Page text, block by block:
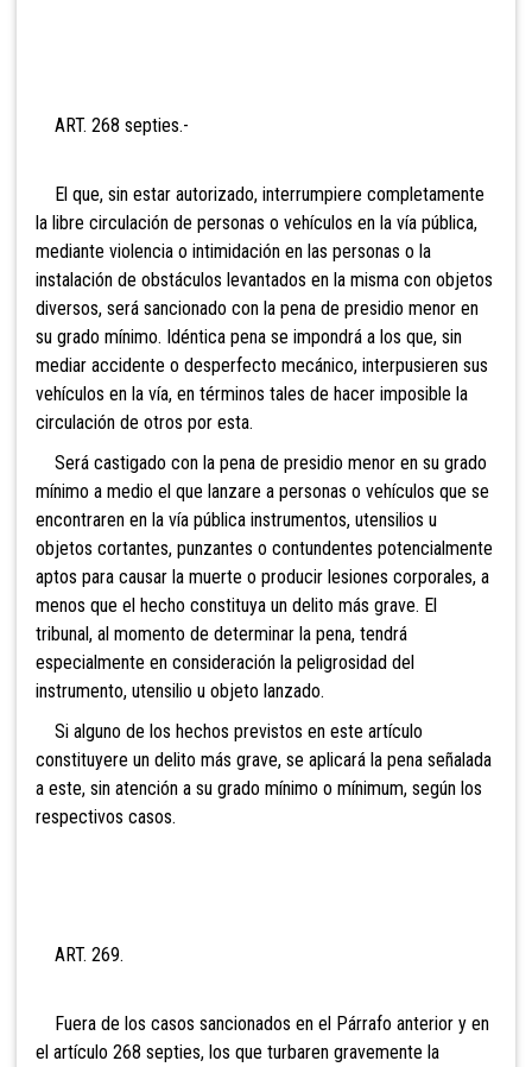
ART. 268 septies.-
El que, sin estar autorizado, interrumpiere completamente
la libre circulación de personas o vehículos en la vía pública,
mediante violencia o intimidación en las personas o la
instalación de obstáculos levantados en la misma con objetos
diversos, será sancionado con la pena de presidio menor en
su grado mínimo. Idéntica pena se impondrá a los que, sin
mediar accidente o desperfecto mecánico, interpusieren sus
vehículos en la vía, en términos tales de hacer imposible la
circulación de otros por esta.
Será castigado con la pena de presidio menor en su grado
mínimo a medio el que lanzare a personas o vehículos que se
encontraren en la vía pública instrumentos, utensilios u
objetos cortantes, punzantes o contundentes potencialmente
aptos para causar la muerte o producir lesiones corporales, a
menos que el hecho constituya un delito más grave. El
tribunal, al momento de determinar la pena, tendrá
especialmente en consideración la peligrosidad del
instrumento, utensilio u objeto lanzado.
Si alguno de los hechos previstos en este artículo
constituyere un delito más grave, se aplicará la pena señalada
a este, sin atención a su grado mínimo o mínimum, según los
respectivos casos.
ART. 269.
Fuera de los casos sancionados en el Párrafo anterior y en
el artículo 268 septies, los que turbaren gravemente la